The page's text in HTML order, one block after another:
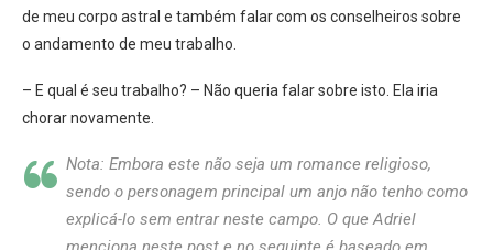
de meu corpo astral e também falar com os conselheiros sobre
o andamento de meu trabalho.
– E qual é seu trabalho? – Não queria falar sobre isto. Ela iria
chorar novamente.
Nota: Embora este não seja um romance religioso,
sendo o personagem principal um anjo não tenho como
explicá-lo sem entrar neste campo. O que Adriel